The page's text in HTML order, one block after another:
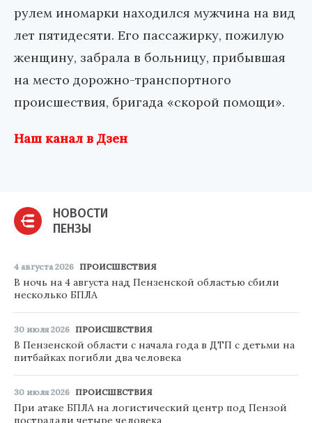
рулем иномарки находился мужчина на вид
лет пятидесяти. Его пассажирку, пожилую
женщину, забрала в больницу, прибывшая
на место дорожно-транспортного
происшествия, бригада «скорой помощи».
Наш канал в Дзен
НОВОСТИ
ПЕНЗЫ
4 августа 2026 ПРОИСШЕСТВИЯ
В ночь на 4 августа над Пензенской областью сбили
несколько БПЛА
30 июля 2026 ПРОИСШЕСТВИЯ
В Пензенской области с начала года в ДТП с детьми на
питбайках погибли два человека
30 июля 2026 ПРОИСШЕСТВИЯ
При атаке БПЛА на логистический центр под Пензой
пострадали четыре человека